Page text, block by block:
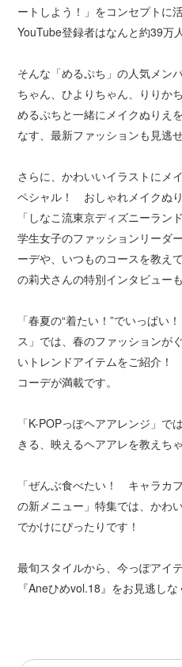
ートしよう！」をコンセプトに
YouTube登録者はなんと約39万
そんな「めるぷち」の人気メン
ちゃん、ひよりちゃん、りりか
めるぷちと一緒にメイクぬりえ
なす、最新ファッションも見逃
さらに、かわいいイラストにメ
ペシャル！ おしゃれメイクぬ
「しなこ流東京ディズニーラン
学生女子のファッションリーダ
ーデや、いつものコースを教え
の莉犬さんの特別インタビュー
「春夏の“着たい！”でいっぱ
ス」では、春のファッションが
いトレンドアイテムをご紹介！
コーデが満載です。
「K-POPっぽヘアアレンジ」
きる、映えるヘアアレを教えちゃ
「ぜんぶ食べたい！ キャラカ
の新メニュー」特集では、かわ
でかけにぴったりです！
最旬スタイルから、今っぽアイ
『Aneひめvol.18』をお見逃しな